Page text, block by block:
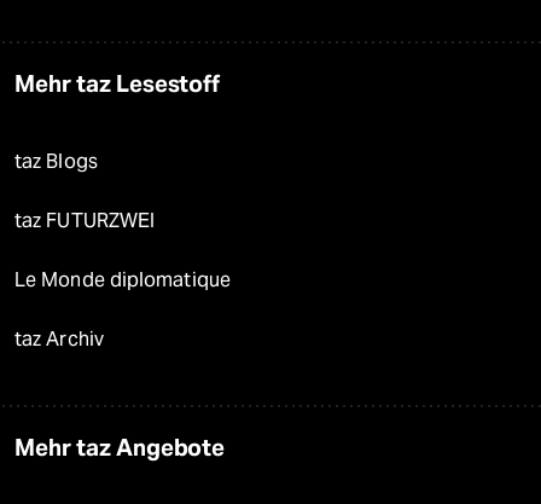
Mehr taz Lesestoff
taz Blogs
taz FUTURZWEI
Le Monde diplomatique
taz Archiv
Mehr taz Angebote